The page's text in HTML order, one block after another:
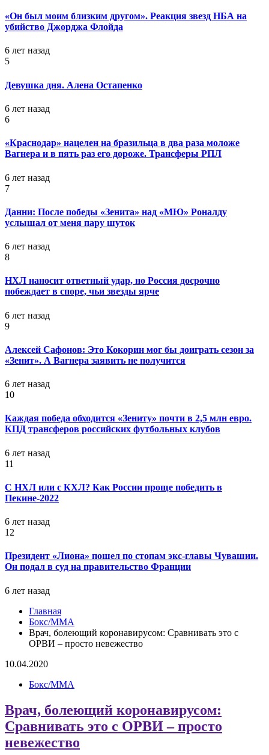
«Он был моим близким другом». Реакция звезд НБА на
убийство Джорджа Флойда
6 лет назад
5
Девушка дня. Алена Остапенко
6 лет назад
6
«Краснодар» нацелен на бразильца в два раза моложе
Вагнера и в пять раз его дороже. Трансферы РПЛ
6 лет назад
7
Данни: После победы «Зенита» над «МЮ» Роналду
услышал от меня пару шуток
6 лет назад
8
НХЛ наносит ответный удар, но Россия досрочно
побеждает в споре, чьи звезды ярче
6 лет назад
9
Алексей Сафонов: Это Кокорин мог бы доиграть сезон за
«Зенит». А Вагнера заявить не получится
6 лет назад
10
Каждая победа обходится «Зениту» почти в 2,5 млн евро.
КПД трансферов российских футбольных клубов
6 лет назад
11
С НХЛ или с КХЛ? Как России проще победить в
Пекине-2022
6 лет назад
12
Президент «Лиона» пошел по стопам экс-главы Чувашии.
Он подал в суд на правительство Франции
6 лет назад
Главная
Бокс/MMA
Врач, болеющий коронавирусом: Сравнивать это с
ОРВИ – просто невежество
10.04.2020
Бокс/MMA
Врач, болеющий коронавирусом:
Сравнивать это с ОРВИ – просто
невежество